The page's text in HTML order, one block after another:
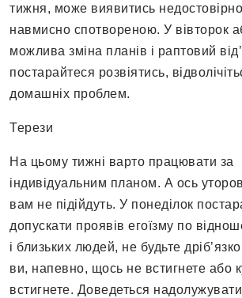
тижня, може виявитись
навмисно спотвореною. У вівторок
можлива зміна планів і раптовий
постарайтеся розвіятись,
домашніх проблем.
Терези
На цьому тижні варто працювати за
індивідуальним планом. А ось
вам не підійдуть. У понеділок
допускати проявів егоїзму по
і близьких людей, не будьте
ви, напевно, щось не встигнете або
встигнете. Доведеться